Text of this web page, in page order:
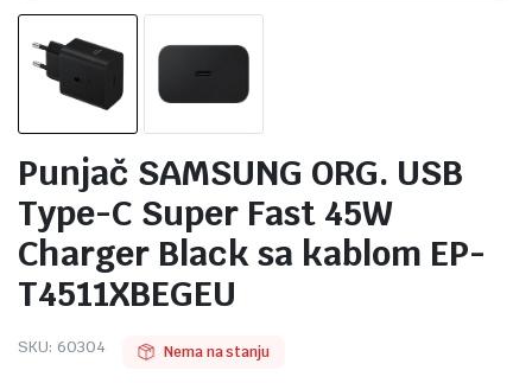
Punjač SAMSUNG ORG. USB
Type-C Super Fast 45W
Charger Black sa kablom EP-
T4511XBEGEU
SKU: 60304 Nema na stanju